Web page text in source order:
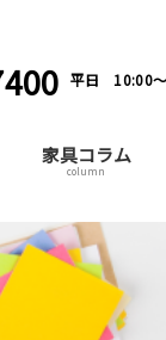
平日 10:00
家具コラム
column